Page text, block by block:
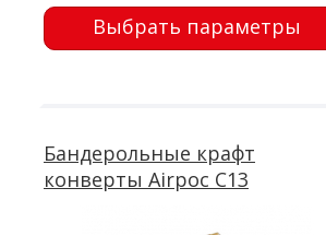
140х225 мм, клапан 50 мм,
крафт коричневый 75 г/м2,
Выбрать параметры
Бандерольные крафт
конверты Airpoc C13